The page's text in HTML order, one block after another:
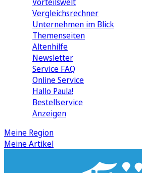
Vergleichsrechner
Unternehmen im Blick
Themenseiten
Altenhilfe
Newsletter
Service FAQ
Online Service
Hallo Paula!
Bestellservice
Anzeigen
Meine Region
Meine Artikel